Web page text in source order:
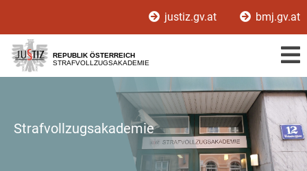
[1]
[2]
[3]
justiz.gv.at bmj.gv.at
REPUBLIK ÖSTERREICH
STRAFVOLLZUGSAKADEMIE
Strafvollzugsakademie